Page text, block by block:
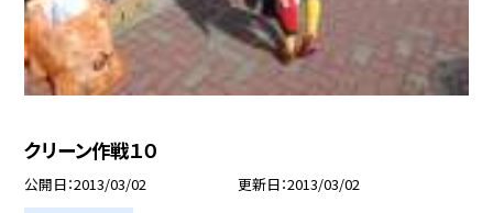
クリーン作戦１０
公開日 2013/03/02 更新日 2013/03/02